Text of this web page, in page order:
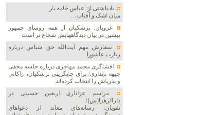
یادداشتی از: عباس خامه یار
میان اشک و آفتاب…
غرویان: پزشکیان از همه روسای جمهور
پیشین در بیان دیدگاههایش شجاع تر است
سفارش مهم آیت‌الله حق شناس درباره
زیارت عاشورا
افشاگری محمد مهاجری درباره جلسه مخفی
جبهه پایداری/ برای جایگزینی پزشکیان، زاکانی
و بذرپاش را انتخاب کرده‌اند
مراسم عزاداری اربعین حسینی در
دارالزهرا(س)؛
نقویان: رسانه‌های معاند از دعواهای